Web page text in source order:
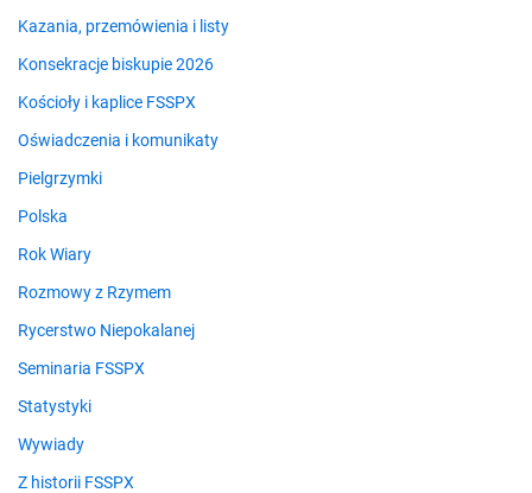
Kazania, przemówienia i listy
Konsekracje biskupie 2026
Kościoły i kaplice FSSPX
Oświadczenia i komunikaty
Pielgrzymki
Polska
Rok Wiary
Rozmowy z Rzymem
Rycerstwo Niepokalanej
Seminaria FSSPX
Statystyki
Wywiady
Z historii FSSPX